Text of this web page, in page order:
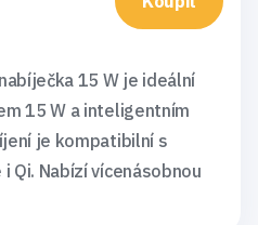
15 W je ideální
15 W a inteligentním
je kompatibilní s
Qi. Nabízí vícenásobnou